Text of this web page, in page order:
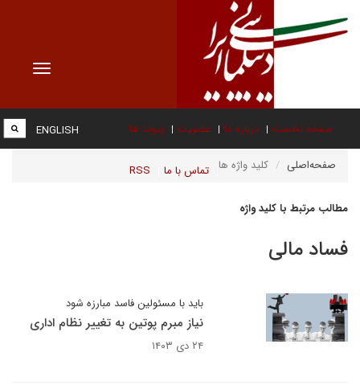
Toggle
صفحه نخست درباره ما عضویت پیوند ها
تماس با ما RSS
ENGLISH
صفحه‌اصلی کلید واژه ها
مطالب مرتبط با کلید واژه
فساد مالی
باید با مسئولین فاسد مبارزه شود
نیاز مبرم پوتین به تغییر نظام اداری
۲۴ دی ۱۴۰۳